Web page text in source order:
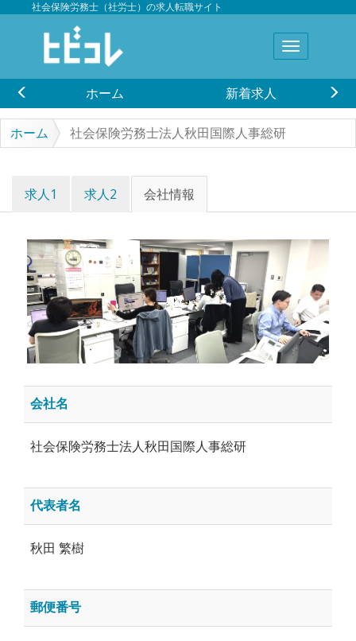
社会保険労務士（社労士）の求人転職サイト
ホーム 新着求人
ホーム 社会保険労務士法人秋田国際人事総研
求人1 求人2 会社情報
会社名
社会保険労務士法人秋田国際人事総研
代表者名
秋田 繁樹
郵便番号